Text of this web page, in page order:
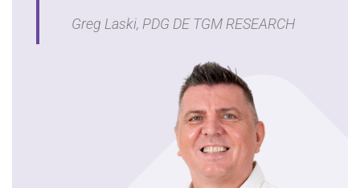
Greg Laski, PDG DE TGM RESEARCH